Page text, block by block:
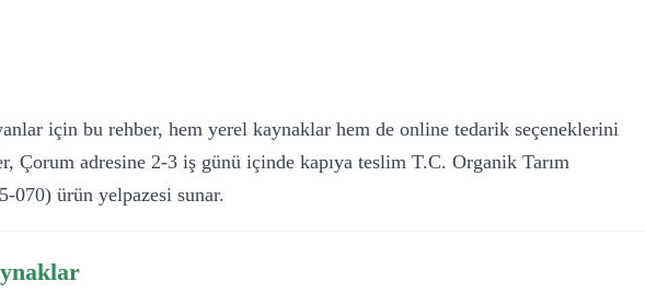
için bu rehber, hem yerel kaynaklar hem de online tedarik seçeneklerini
Çorum adresine 2-3 iş günü içinde kapıya teslim T.C. Organik Tarım
070) ürün yelpazesi sunar.